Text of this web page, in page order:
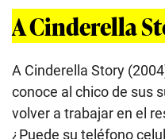
A Cinderella
A Cinderella Story
conoce al chico de sus
volver a trabajar en el
¿Puede su teléfono